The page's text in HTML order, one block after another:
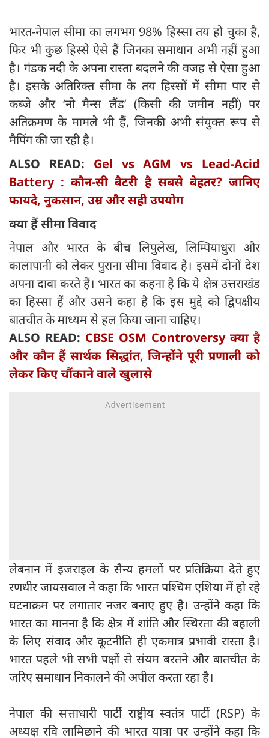
भारत-नेपाल सीमा का लगभग 98% हिस्सा तय हो चुका है,
फिर भी कुछ हिस्से ऐसे हैं जिनका समाधान अभी नहीं हुआ
है। गंडक नदी के अपना रास्ता बदलने की वजह से ऐसा हुआ
है। इसके अतिरिक्त सीमा के तय हिस्सों में सीमा पार से
कब्जे और ‘नो मैन्स लैंड’ (किसी की जमीन नहीं) पर
अतिक्रमण के मामले भी हैं, जिनकी अभी संयुक्त रूप से
मैपिंग की जा रही है।
ALSO READ: Gel vs AGM vs Lead-Acid
Battery : कौन-सी बैटरी है सबसे बेहतर? जानिए
फायदे, नुकसान, उम्र और सही उपयोग
क्या हैं सीमा विवाद
नेपाल और भारत के बीच लिपुलेख, लिम्पियाधुरा और
कालापानी को लेकर पुराना सीमा विवाद है। इसमें दोनों देश
अपना दावा करते हैं। भारत का कहना है कि ये क्षेत्र उत्तराखंड
का हिस्सा हैं और उसने कहा है कि इस मुद्दे को द्विपक्षीय
बातचीत के माध्यम से हल किया जाना चाहिए।
ALSO READ: CBSE OSM Controversy क्या है
और कौन हैं सार्थक सिद्धांत, जिन्होंने पूरी प्रणाली को
लेकर किए चौंकाने वाले खुलासे
लेबनान में इजराइल के सैन्य हमलों पर प्रतिक्रिया देते हुए
रणधीर जायसवाल ने कहा कि भारत पश्चिम एशिया में हो रहे
घटनाक्रम पर लगातार नजर बनाए हुए है। उन्होंने कहा कि
भारत का मानना है कि क्षेत्र में शांति और स्थिरता की बहाली
के लिए संवाद और कूटनीति ही एकमात्र प्रभावी रास्ता है।
भारत पहले भी सभी पक्षों से संयम बरतने और बातचीत के
जरिए समाधान निकालने की अपील करता रहा है।
नेपाल की सत्ताधारी पार्टी राष्ट्रीय स्वतंत्र पार्टी (RSP) के
अध्यक्ष रवि लामिछाने की भारत यात्रा पर उन्होंने कहा कि